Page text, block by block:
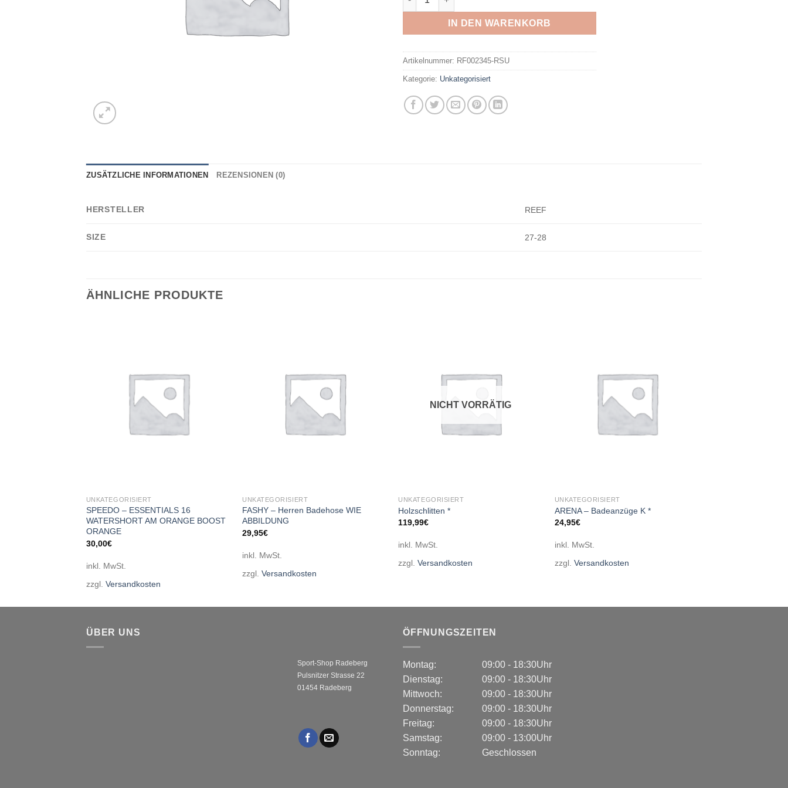
IN DEN WARENKORB
Artikelnummer: RF002345-RSU
Kategorie: Unkategorisiert
ZUSÄTZLICHE INFORMATIONEN REZENSIONEN (0)
HERSTELLER REEF
SIZE 27-28
ÄHNLICHE PRODUKTE
UNKATEGORISIERT
SPEEDO – ESSENTIALS 16
WATERSHORT AM ORANGE BOOST
ORANGE
30,00€
inkl. MwSt.
zzgl. Versandkosten
UNKATEGORISIERT
FASHY – Herren Badehose WIE
ABBILDUNG
29,95€
inkl. MwSt.
zzgl.Versandkosten
NICHT VORRÄTIG
UNKATEGORISIERT
Holzschlitten *
119,99€
inkl. MwSt.
zzgl.Versandkosten
UNKATEGORISIERT
ARENA – Badeanzüge K *
24,95€
inkl. MwSt.
zzgl. Versandkosten
ÜBER UNS
Sport-Shop Radeberg
Pulsnitzer Strasse 22
01454 Radeberg
ÖFFNUNGSZEITEN
Montag:
Dienstag:
Mittwoch:
Donnerstag:
Freitag:
Samstag:
Sonntag:
09:00 - 18:30Uhr
09:00 - 18:30Uhr
09:00 - 18:30Uhr
09:00 - 18:30Uhr
09:00 - 18:30Uhr
09:00 - 13:00Uhr
Geschlossen